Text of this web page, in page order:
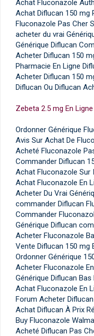
Achat Fluconazole
Achat Diflucan 150 mg
Fluconazole Pas Cher
acheter du vrai
Générique Diflucan
Acheter Diflucan 150
Pharmacie En Ligne
Acheter Diflucan 150
Diflucan Ou Diflucan
Zebeta 2.5 mg En Ligne
Ordonner Générique
Avis Sur Achat De
Acheté Fluconazole
Commander Diflucan
Achat Fluconazole Sur
Achat Fluconazole En
Acheter Du Vrai
commander Diflucan
Commander
Générique Diflucan
Acheter Fluconazole
Vente Diflucan 150 mg
Ordonner Générique
Acheter Fluconazole
Générique Diflucan Bas
Achat Fluconazole En
Forum Acheter
Achat Diflucan À Prix
Buy Fluconazole
Acheté Diflucan Pas